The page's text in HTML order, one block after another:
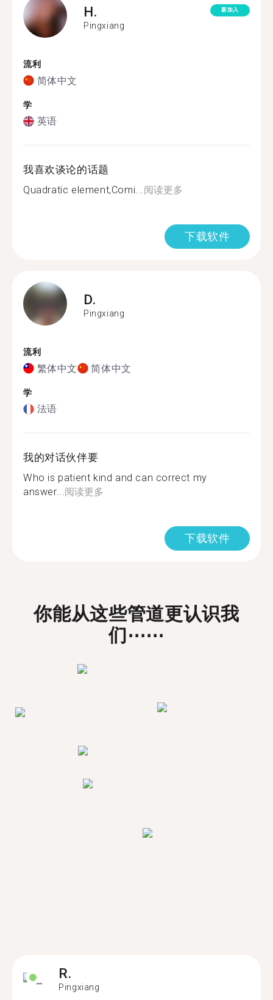
H.
Pingxiang
新加入
流利
简体中文
学
英语
我喜欢谈论的话题
Quadratic element,Comi...阅读更多
下载软件
D.
Pingxiang
流利
繁体中文 简体中文
学
法语
我的对话伙伴要
Who is patient kind and can correct my
answer...阅读更多
下载软件
你能从这些管道更认识我
们⋯⋯
R.
Pingxiang